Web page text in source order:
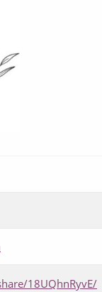
18UQhnRyvE/